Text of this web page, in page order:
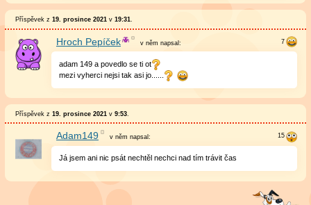
Příspěvek z 19. prosince 2021v 19:31.
Hroch Pepíček v němnapsal:
adam 149 a povedlo se ti ot
mezi vyherci nejsi tak asi jo......
Příspěvek z 19. prosince 2021 v 9:53.
Adam149 v něm napsal:
Já jsem ani nic psát nechtěl nechci nad tím trávit čas